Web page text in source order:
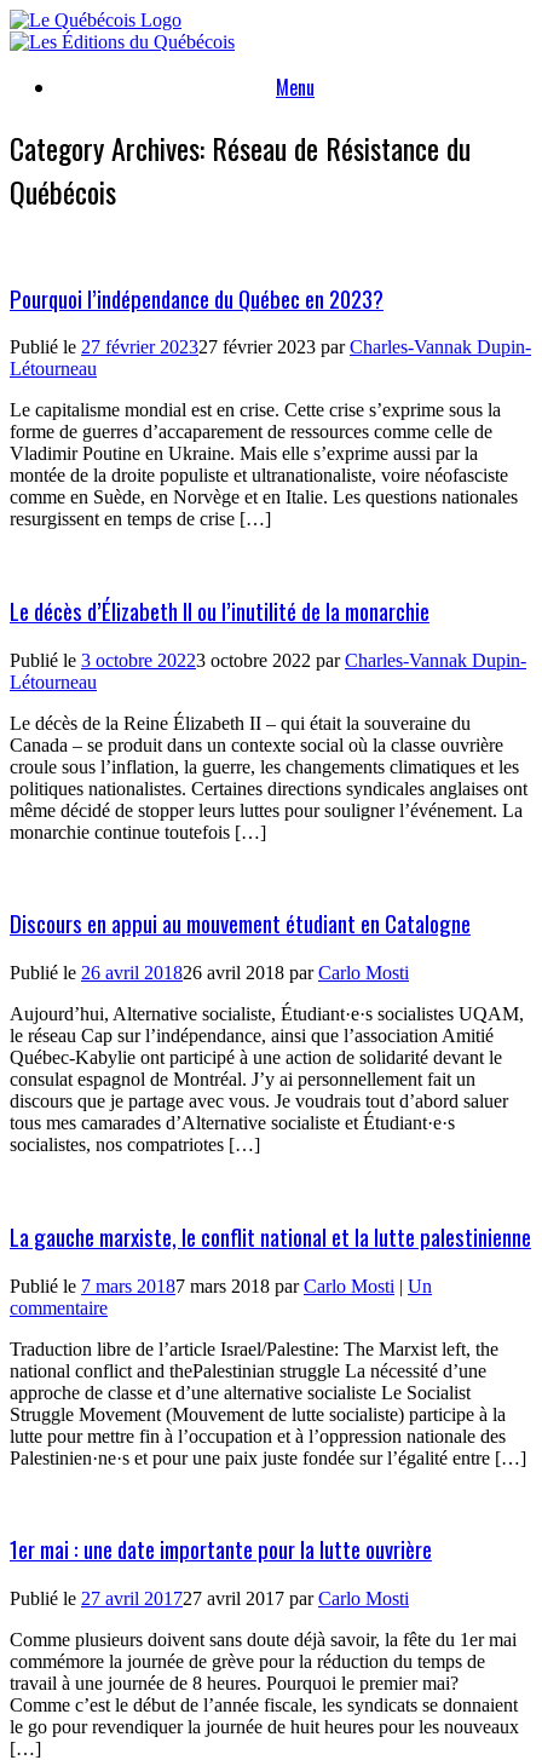
Skip
to
Menu
Category Archives: Réseau de Résistance du
Québécois
Pourquoi l’indépendance du Québec en 2023?
Publié le 27 février 202327 février 2023 parCharles-Vannak Dupin-
Létourneau
Le capitalisme mondial est en crise. Cette crise s’exprime sous la
forme de guerres d’accaparement de ressources comme celle de
Vladimir Poutine en Ukraine. Mais elle s’exprime aussi par la
montée de la droite populiste et ultranationaliste, voire néofasciste
comme en Suède, en Norvège et en Italie. Les questions nationales
resurgissent en temps de crise […]
Le décès d’Élizabeth II ou l’inutilité de la monarchie
Publié le 3 octobre 20223 octobre 2022 parCharles-Vannak Dupin-
Létourneau
Le décès de la Reine Élizabeth II – qui était la souveraine du
Canada – se produit dans un contexte social où la classe ouvrière
croule sous l’inflation, la guerre, les changements climatiques et les
politiques nationalistes. Certaines directions syndicales anglaises ont
même décidé de stopper leurs luttes pour souligner l’événement. La
monarchie continue toutefois […]
Discours en appui au mouvement étudiant en Catalogne
Publié le 26 avril 201826 avril 2018 parCarlo Mosti
Aujourd’hui, Alternative socialiste, Étudiant·e·s socialistes UQAM,
le réseau Cap sur l’indépendance, ainsi que l’association Amitié
Québec-Kabylie ont participé à une action de solidarité devant le
consulat espagnol de Montréal. J’y ai personnellement fait un
discours que je partage avec vous. Je voudrais tout d’abord saluer
tous mes camarades d’Alternative socialiste et Étudiant·e·s
socialistes, nos compatriotes […]
La gauche marxiste, le conflit national et la lutte palestinienne
Publié le 7 mars 20187 mars 2018 parCarlo Mosti | Un
commentaire
Traduction libre de l’article Israel/Palestine: The Marxist left, the
national conflict and thePalestinian struggle La nécessité d’une
approche de classe et d’une alternative socialiste Le Socialist
Struggle Movement (Mouvement de lutte socialiste) participe à la
lutte pour mettre fin à l’occupation et à l’oppression nationale des
Palestinien·ne·s et pour une paix juste fondée sur l’égalité entre […]
1er mai : une date importante pour la lutte ouvrière
Publié le 27 avril 201727 avril 2017 parCarlo Mosti
Comme plusieurs doivent sans doute déjà savoir, la fête du 1er mai
commémore la journée de grève pour la réduction du temps de
travail à une journée de 8 heures. Pourquoi le premier mai?
Comme c’est le début de l’année fiscale, les syndicats se donnaient
le go pour revendiquer la journée de huit heures pour les nouveaux
[…]